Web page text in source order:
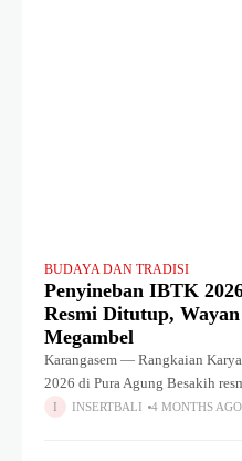
BUDAYA DAN TRADISI
Penyineban IBTK
Resmi Ditutup,
Megambel
Karangasem — Rangkaian
2026 di Pura Agung Besakih
penyineban pada Kamis (23/4).
INSERTBALI 4 MONTHS AGO